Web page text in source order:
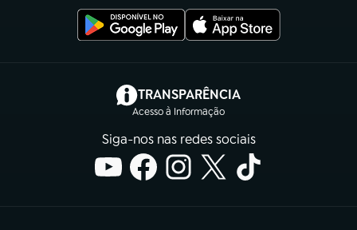
TRANSPARÊNCIA
Acesso à Informação
(abre em nova aba)
Siga-nos nas redes sociais